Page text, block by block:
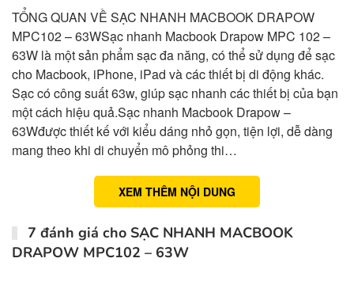
TỔNG QUAN VỀ SẠC NHANH MACBOOK DRAPOW
MPC102 – 63WSạc nhanh Macbook Drapow MPC 102 –
63W là một sản phẩm sạc đa năng, có thể sử dụng để sạc
cho Macbook, iPhone, iPad và các thiết bị di động khác.
Sạc có công suất 63w, giúp sạc nhanh các thiết bị của bạn
một cách hiệu quả.Sạc nhanh Macbook Drapow –
63Wđược thiết kế với kiểu dáng nhỏ gọn, tiện lợi, dễ dàng
mang theo khi di chuyển mô phỏng thi…
XEM THÊM NỘI DUNG
7 đánh giá cho SẠC NHANH MACBOOK
DRAPOW MPC102 – 63W